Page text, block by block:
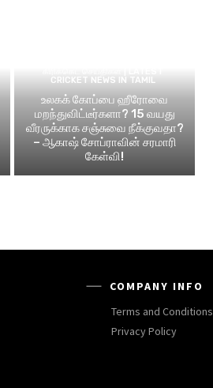
CRICKET NEWS IN TAMIL
உலகக் கோப்பை ஹீரோவை
மறந்துவிட்டீர்களா? 15 வயது
வீரருக்காக சஞ்சுவை நீக்குவதா?
– ஆகாஷ் சோப்ராவின் சரமாரி
கேள்வி!
COMPANY INFO
Terms and Conditions
Privacy Policy